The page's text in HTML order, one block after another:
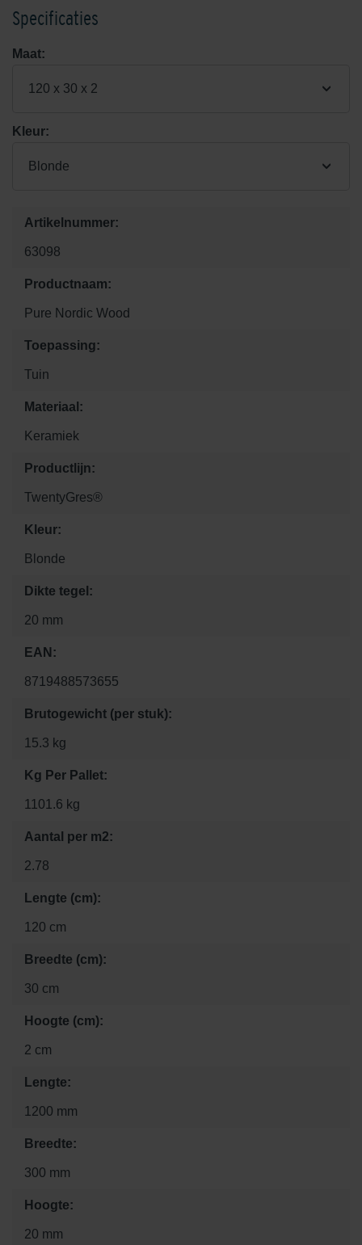
Specificaties
Maat:
120 x 30 x 2
Kleur:
Blonde
Artikelnummer:
63098
Productnaam:
Pure Nordic Wood
Toepassing:
Tuin
Materiaal:
Keramiek
Productlijn:
TwentyGres®
Kleur:
Blonde
Dikte tegel:
20 mm
EAN:
8719488573655
Brutogewicht (per stuk):
15.3 kg
Kg Per Pallet:
1101.6 kg
Aantal per m2:
2.78
Lengte (cm):
120 cm
Breedte (cm):
30 cm
Hoogte (cm):
2 cm
Lengte:
1200 mm
Breedte:
300 mm
Hoogte:
20 mm